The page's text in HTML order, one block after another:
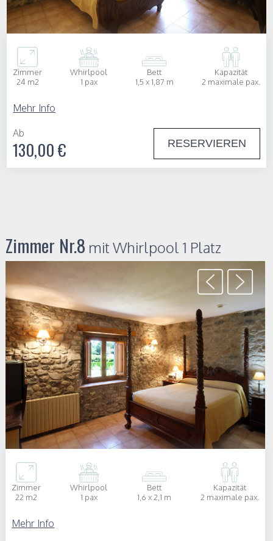
Zimmer
24 m2
Whirlpool
1 pax
Bett
1,5 x 1,87 m
Kapazität
2 maximale pax.
Mehr Info
Ab
130,00 € RESERVIEREN
Zimmer Nr.8 mit Whirlpool 1 Platz
Zimmer
22 m2
Whirlpool
1 pax
Bett
1,6 x 2,1 m
Kapazität
2 maximale pax.
Mehr Info